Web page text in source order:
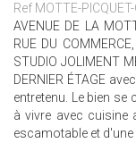
Ref MOTTE-
AVENUE DE LA
RUE DU
STUDIO JOLIMENT
DERNIER ÉTAGE
entretenu. Le bien
à vivre avec cuisine
escamotable et d'une